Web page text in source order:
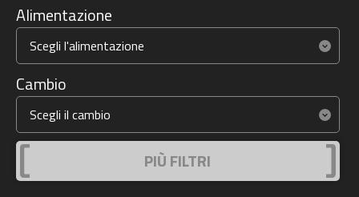
Alimentazione
Cambio
PIÙ FILTRI